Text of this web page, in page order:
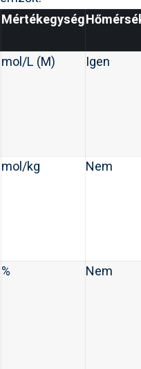
Mértékegység
mol/L (M) Igen
mol/kg Nem
% Nem